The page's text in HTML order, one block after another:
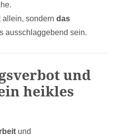
allein, sondern das
ausschlaggebend sein.
und
heikles
und